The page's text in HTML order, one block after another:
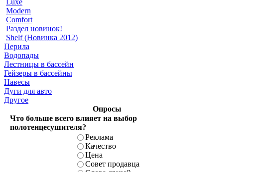
Luxe
Modern
Comfort
Раздел новинок!
Shelf (Новинка 2012)
Перила
Водопады
Лестницы в бассейн
Гейзеры в бассейны
Навесы
Дуги для авто
Другое
Опросы
Что больше всего влияет на выбор
полотенцесушителя?
Реклама
Качество
Цена
Совет продавца